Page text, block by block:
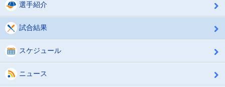
選手紹介
試合結果
スケジュール
ニュース